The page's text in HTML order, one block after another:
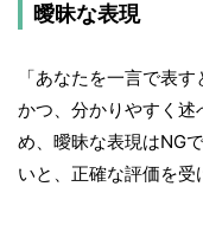
曖昧な表現
「あなたを一言で表
かつ、分かりやすく述
め、曖昧な表現はNG
いと、正確な評価を受